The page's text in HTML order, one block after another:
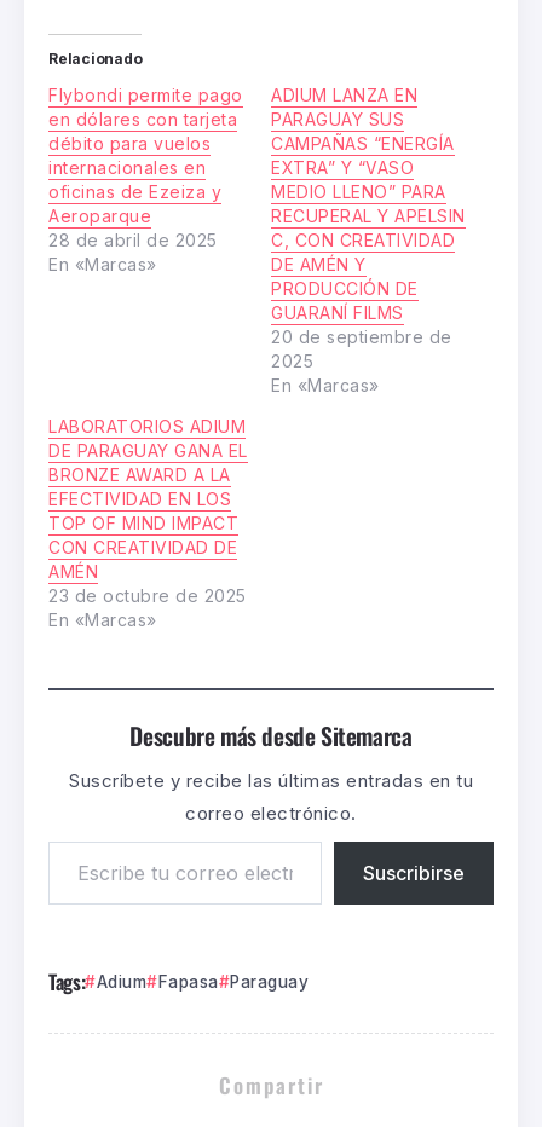
Relacionado
Flybondi permite pago
en dólares con tarjeta
débito para vuelos
internacionales en
oficinas de Ezeiza y
Aeroparque
28 de abril de 2025
En «Marcas»
ADIUM LANZA EN
PARAGUAY SUS
CAMPAÑAS “ENERGÍA
EXTRA” Y “VASO
MEDIO LLENO” PARA
RECUPERAL Y APELSIN
C, CON CREATIVIDAD
DE AMÉN Y
PRODUCCIÓN DE
GUARANÍ FILMS
20 de septiembre de
2025
En «Marcas»
LABORATORIOS ADIUM
DE PARAGUAY GANA EL
BRONZE AWARD A LA
EFECTIVIDAD EN LOS
TOP OF MIND IMPACT
CON CREATIVIDAD DE
AMÉN
23 de octubre de 2025
En «Marcas»
Descubre más desde Sitemarca
Suscríbete y recibe las últimas entradas en tu
correo electrónico.
Suscribirse
Tags: Adium Fapasa Paraguay
Compartir